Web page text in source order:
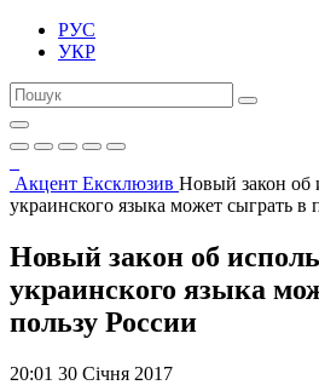
РУС
УКР
Акцент Ексклюзив Новый закон об
украинского языка может сыграть в
Новый закон об
украинского языка
пользу России
20:01 30 Січня 2017